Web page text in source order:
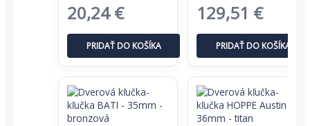
Pôvodná
cena
bola:
31,14 €.
20,24€Aktuálna
cena
je:
20,24 €.
PRIDAŤ DO KOŠÍKA
Pôvodná
cena
bola:
199,25 €.
129,51 €
cena
je:
PRIDAŤ DO KOŠÍKA